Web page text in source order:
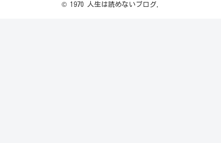
© 1970 人生は読めないブログ.